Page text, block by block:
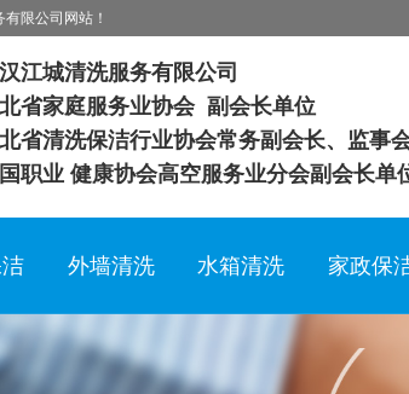
限公司网站！
江城清洗服务有限公司
省家庭服务业协会 副会长单位
省清洗保洁行业协会常务副会长、监事
职业 健康协会高空服务业分会副会长单
外墙清洗 水箱清洗 家政保